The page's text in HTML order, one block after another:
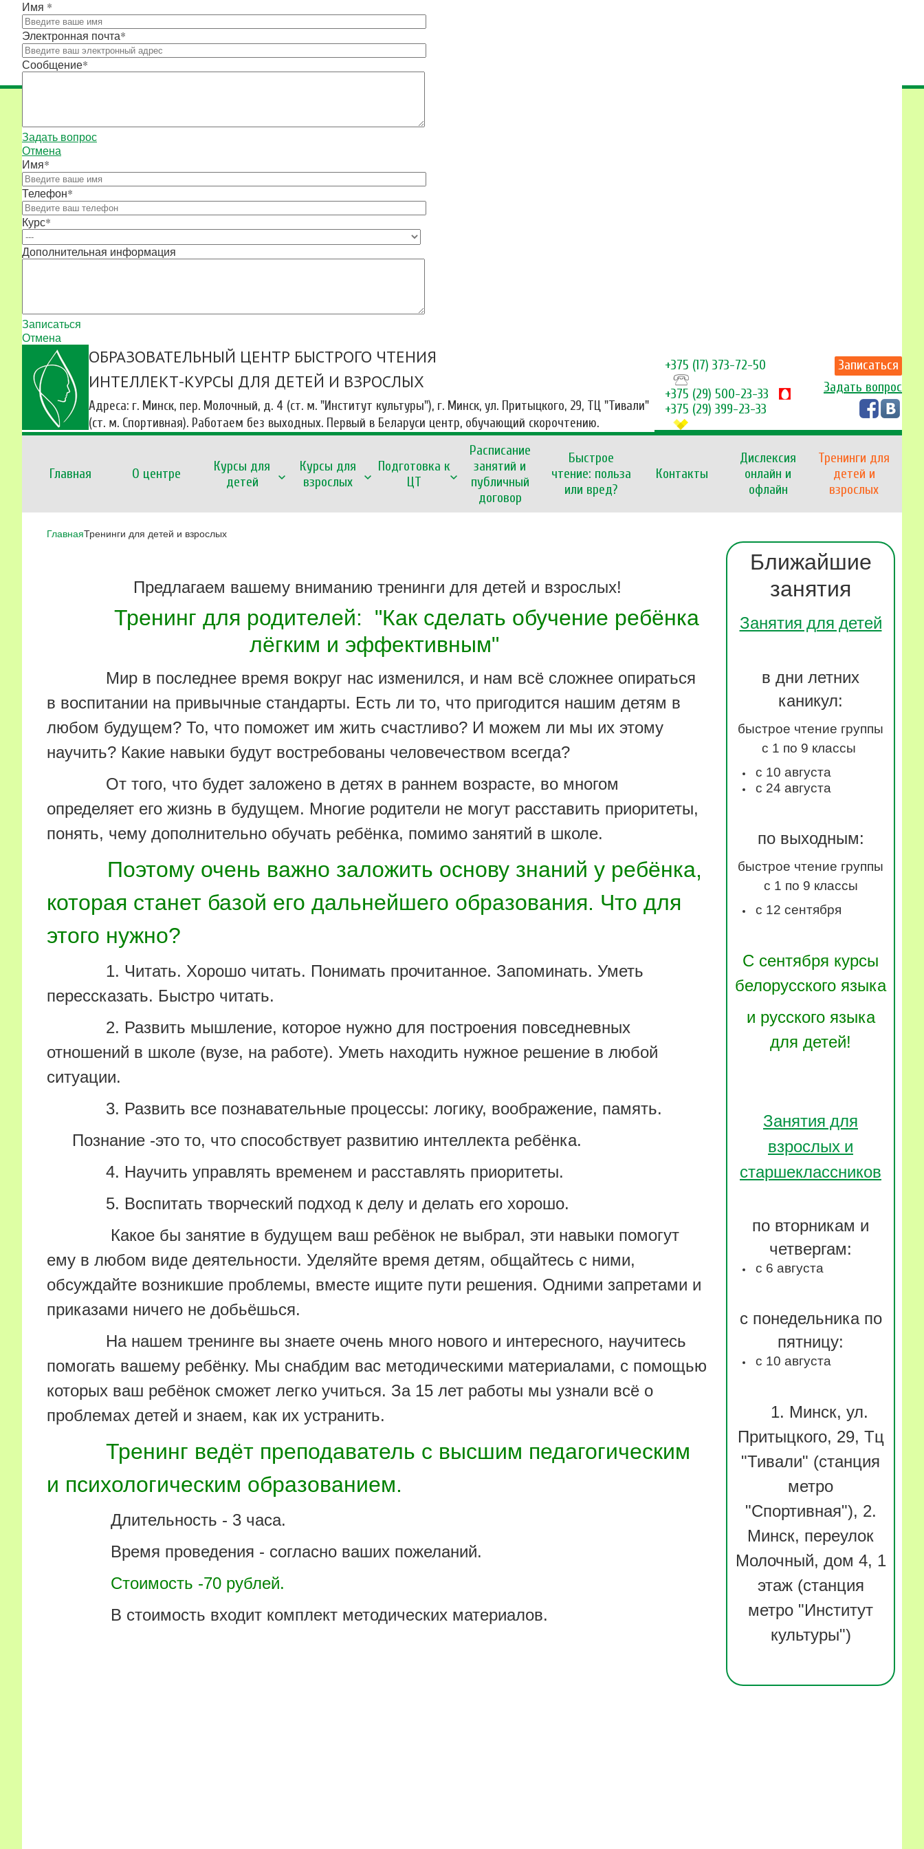
Имя *
Электронная почта*
Сообщение*
Задать вопрос
Отмена
Имя*
Телефон*
Курс*
Дополнительная информация
Записаться
Отмена
+375 (17) 373-72-50
Записаться
Задать вопрос
+375 (29) 500-23-33
+375 (29) 399-23-33
ОБРАЗОВАТЕЛЬНЫЙ ЦЕНТР БЫСТРОГО ЧТЕНИЯ
ИНТЕЛЛЕКТ-КУРСЫ ДЛЯ ДЕТЕЙ И ВЗРОСЛЫХ
Адреса: г. Минск, пер. Молочный, д. 4 (ст. м. "Институт культуры"), г. Минск, ул. Притыцкого, 29, ТЦ "Тивали"
(ст. м. Спортивная). Работаем без выходных. Первый в Беларуси центр, обучающий скорочтению.
Главная О центре
Курсы для
детей
Курсы для
взрослых
Подготовка к
ЦТ
Расписание
занятий и
публичный
договор
Быстрое
чтение: польза
или вред?
Контакты
Дислексия
онлайн и
офлайн
Тренинги для
детей и
взрослых
ГлавнаяТренинги для детей и взрослых
Ближайшие
занятия
Занятия для детей
в дни летних
каникул:
быстрое чтение группы
с 1 по 9 классы
с 10 августа
с 24 августа
по выходным:
быстрое чтение группы
с 1 по 9 классы
с 12 сентября
С сентября курсы
белорусского языка
и русского языка
для детей!
Занятия для
взрослых и
старшеклассников
по вторникам и
четвергам:
с 6 августа
с понедельника по
пятницу:
с 10 августа
1. Минск, ул.
Притыцкого, 29, Тц
"Тивали" (станция
метро
"Спортивная"), 2.
Минск, переулок
Молочный, дом 4, 1
этаж (станция
метро "Институт
культуры")
Предлагаем вашему вниманию тренинги для детей и взрослых!
Тренинг для родителей: "Как сделать обучение ребёнка
лёгким и эффективным"
Мир в последнее время вокруг нас изменился, и нам всё сложнее опираться
в воспитании на привычные стандарты. Есть ли то, что пригодится нашим детям в
любом будущем? То, что поможет им жить счастливо? И можем ли мы их этому
научить? Какие навыки будут востребованы человечеством всегда?
От того, что будет заложено в детях в раннем возрасте, во многом
определяет его жизнь в будущем. Многие родители не могут расставить приоритеты,
понять, чему дополнительно обучать ребёнка, помимо занятий в школе.
Поэтому очень важно заложить основу знаний у ребёнка,
которая станет базой его дальнейшего образования. Что для
этого нужно?
1. Читать. Хорошо читать. Понимать прочитанное. Запоминать. Уметь
перессказать. Быстро читать.
2. Развить мышление, которое нужно для построения повседневных
отношений в школе (вузе, на работе). Уметь находить нужное решение в любой
ситуации.
3. Развить все познавательные процессы: логику, воображение, память.
Познание -это то, что способствует развитию интеллекта ребёнка.
4. Научить управлять временем и расставлять приоритеты.
5. Воспитать творческий подход к делу и делать его хорошо.
Какое бы занятие в будущем ваш ребёнок не выбрал, эти навыки помогут
ему в любом виде деятельности. Уделяйте время детям, общайтесь с ними,
обсуждайте возникшие проблемы, вместе ищите пути решения. Одними запретами и
приказами ничего не добьёшься.
На нашем тренинге вы знаете очень много нового и интересного, научитесь
помогать вашему ребёнку. Мы снабдим вас методическими материалами, с помощью
которых ваш ребёнок сможет легко учиться. За 15 лет работы мы узнали всё о
проблемах детей и знаем, как их устранить.
Тренинг ведёт преподаватель с высшим педагогическим
и психологическим образованием.
Длительность - 3 часа.
Время проведения - согласно ваших пожеланий.
Стоимость -70 рублей.
В стоимость входит комплект методических материалов.